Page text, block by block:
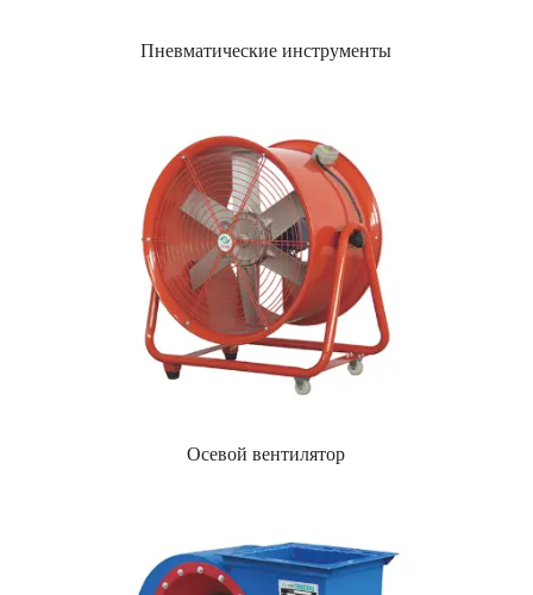
Пневматические инструменты
Осевой вентилятор